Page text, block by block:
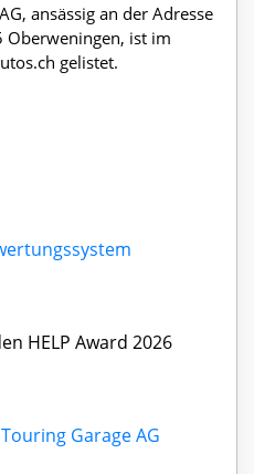
ansässig an der Adresse
Oberweningen, ist im
gelistet.
HELP Award 2026
Garage AG